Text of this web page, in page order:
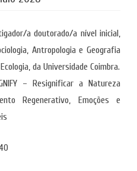
a doutorado/a nível inicial,
Antropologia e Geografia
da Universidade Coimbra.
– Resignificar a Natureza
Regenerativo, Emoções e